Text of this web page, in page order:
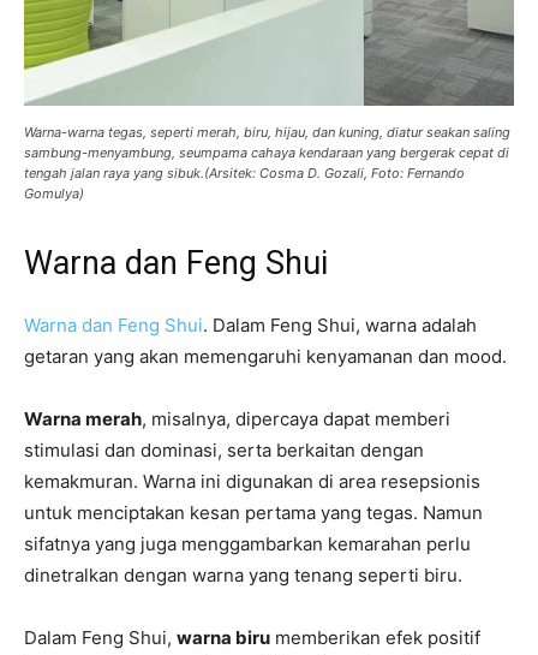
Warna-warna tegas, seperti merah, biru, hijau, dan kuning, diatur seakan saling
sambung-menyambung, seumpama cahaya kendaraan yang bergerak cepat di
tengah jalan raya yang sibuk.(Arsitek: Cosma D. Gozali, Foto: Fernando
Gomulya)
Warna dan Feng Shui
Warna dan Feng Shui. Dalam Feng Shui, warna adalah
getaran yang akan memengaruhi kenyamanan dan mood.
Warna merah, misalnya, dipercaya dapat memberi
stimulasi dan dominasi, serta berkaitan dengan
kemakmuran. Warna ini digunakan di area resepsionis
untuk menciptakan kesan pertama yang tegas. Namun
sifatnya yang juga menggambarkan kemarahan perlu
dinetralkan dengan warna yang tenang seperti biru.
Dalam Feng Shui, warna biru memberikan efek positif